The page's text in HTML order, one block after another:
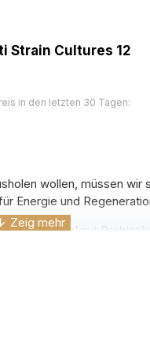
Strain Cultures 12
in den letzten 30 Tagen:
wollen, müssen wir
Energie und
mit